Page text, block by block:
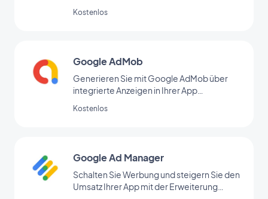
Kostenlos
Google AdMob
Generieren Sie mit Google AdMob über
integrierte Anzeigen in Ihrer App
Kostenlos
Google Ad Manager
Schalten Sie Werbung und steigern Sie den
Umsatz Ihrer App mit der Erweiterung